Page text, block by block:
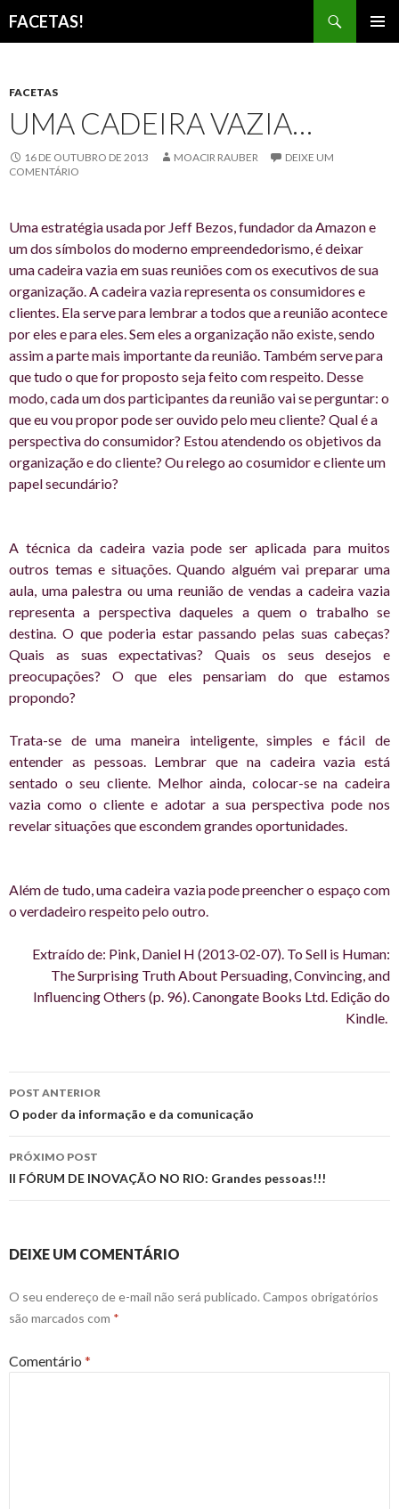
FACETAS!
CONTEÚDO
FACETAS
UMA CADEIRA VAZIA…
16 DE OUTUBRO DE 2013 MOACIR RAUBER
DEIXE UM
COMENTÁRIO
Uma estratégia usada por Jeff Bezos, fundador da Amazon e
um dos símbolos do moderno empreendedorismo, é deixar
uma cadeira vazia em suas reuniões com os executivos de sua
organização. A cadeira vazia representa os consumidores e
clientes. Ela serve para lembrar a todos que a reunião acontece
por eles e para eles. Sem eles a organização não existe, sendo
assim a parte mais importante da reunião. Também serve para
que tudo o que for proposto seja feito com respeito. Desse
modo, cada um dos participantes da reunião vai se perguntar: o
que eu vou propor pode ser ouvido pelo meu cliente? Qual é a
perspectiva do consumidor? Estou atendendo os objetivos da
organização e do cliente? Ou relego ao cosumidor e cliente um
papel secundário?
A técnica da cadeira vazia pode ser aplicada para muitos
outros temas e situações. Quando alguém vai preparar uma
aula, uma palestra ou uma reunião de vendas a cadeira vazia
representa a perspectiva daqueles a quem o trabalho se
destina. O que poderia estar passando pelas suas cabeças?
Quais as suas expectativas? Quais os seus desejos e
preocupações? O que eles pensariam do que estamos
propondo?
Trata-se de uma maneira inteligente, simples e fácil de
entender as pessoas. Lembrar que na cadeira vazia está
sentado o seu cliente. Melhor ainda, colocar-se na cadeira
vazia como o cliente e adotar a sua perspectiva pode nos
revelar situações que escondem grandes oportunidades.
Além de tudo, uma cadeira vazia pode preencher o espaço com
o verdadeiro respeito pelo outro.
Extraído de: Pink, Daniel H (2013-02-07). To Sell is Human:
The Surprising Truth About Persuading, Convincing, and
Influencing Others (p. 96). Canongate Books Ltd. Edição do
Kindle.
Navegação
de
posts
POST ANTERIOR
O poder da informação e da comunicação
PRÓXIMO POST
II FÓRUM DE INOVAÇÃO NO RIO: Grandes pessoas!!!
DEIXE UM COMENTÁRIO
O seu endereço de e-mail não será publicado. Campos obrigatórios
são marcados com *
Comentário *